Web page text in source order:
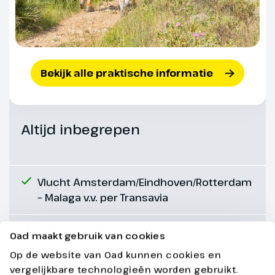
Oad maakt gebruik van cookies
Op de website van Oad kunnen cookies en
vergelijkbare technologieën worden gebruikt.
Dag 5
De shuttlebus staat gereed voor
het hotel om je naar de Walking
Village te brengen.
Marbella heb je prachtige
Altijd inbegrepen
Vlucht Amsterdam/Eindhoven/Rotterdam
– Malaga v.v. per Transavia
Transfer luchthaven – accommodatie v.v.
Bekijk alle praktische informatie